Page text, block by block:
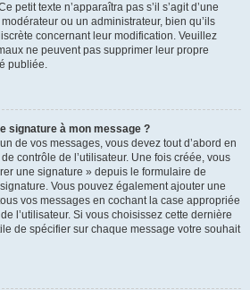
petit texte n’apparaîtra pas s’il s’agit d’une
ou un administrateur, bien qu’ils
concernant leur modification. Veuillez
ne peuvent pas supprimer leur propre
publiée.
signature à mon message ?
de vos messages, vous devez tout d’abord en
contrôle de l’utilisateur. Une fois créée, vous
une signature » depuis le formulaire de
Vous pouvez également ajouter une
vos messages en cochant la case appropriée
l’utilisateur. Si vous choisissez cette dernière
de spécifier sur chaque message votre souhait